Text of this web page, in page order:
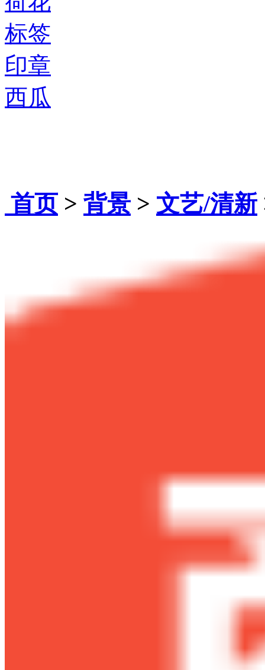
标签
印章
西瓜
首页> 背景 > 文艺/清新